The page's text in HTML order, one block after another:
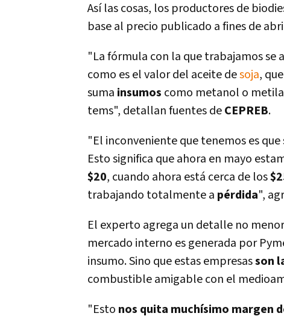
Así­ las cosas, los productores de
base al precio publicado a fines de
"La fórmula con la que trabajamos se
como es el valor del aceite desoja,
suma insumos como metanol o
tems", detallan fuentes deCEPREB.
"El inconveniente que tenemos es que
Esto significa que ahora en mayo
$20, cuando ahora está cerca de los
trabajando totalmente a pérdida",
El experto agrega un detalle no
mercado interno es generada por
insumo. Sino que estas empresasson
combustible amigable con el
"Esto nos quita muchí­simo margen